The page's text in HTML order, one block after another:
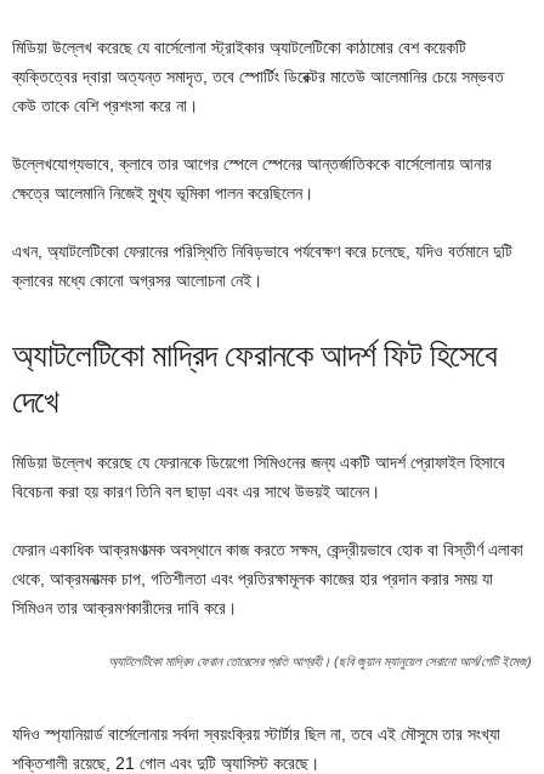
মিডিয়া উল্লেখ করেছে যে বার্সেলোনা স্ট্রাইকার অ্যাটলেটিকো কাঠামোর বেশ কয়েকটি
ব্যক্তিত্বের দ্বারা অত্যন্ত সমাদৃত, তবে স্পোর্টিং ডিরেক্টর মাতেউ আলেমানির চেয়ে সম্ভবত
কেউ তাকে বেশি প্রশংসা করে না।
উল্লেখযোগ্যভাবে, ক্লাবে তার আগের স্পেলে স্পেনের আন্তর্জাতিককে বার্সেলোনায় আনার
ক্ষেত্রে আলেমানি নিজেই মুখ্য ভূমিকা পালন করেছিলেন।
এখন, অ্যাটলেটিকো ফেরানের পরিস্থিতি নিবিড়ভাবে পর্যবেক্ষণ করে চলেছে, যদিও বর্তমানে দুটি
ক্লাবের মধ্যে কোনো অগ্রসর আলোচনা নেই।
অ্যাটলেটিকো মাদ্রিদ ফেরানকে আদর্শ ফিট হিসেবে
দেখে
মিডিয়া উল্লেখ করেছে যে ফেরানকে ডিয়েগো সিমিওনের জন্য একটি আদর্শ প্রোফাইল হিসাবে
বিবেচনা করা হয় কারণ তিনি বল ছাড়া এবং এর সাথে উভয়ই আনেন।
ফেরান একাধিক আক্রমণাত্মক অবস্থানে কাজ করতে সক্ষম, কেন্দ্রীয়ভাবে হোক বা বিস্তীর্ণ এলাকা
থেকে, আক্রমনাত্মক চাপ, গতিশীলতা এবং প্রতিরক্ষামূলক কাজের হার প্রদান করার সময় যা
সিমিওন তার আক্রমণকারীদের দাবি করে।
অ্যাটলেটিকো মাদ্রিদ ফেরান তোরেসের প্রতি আগ্রহী। (ছবি জুয়ান ম্যানুয়েল সেরানো আর্স/গেটি ইমেজ)
যদিও স্প্যানিয়ার্ড বার্সেলোনায় সর্বদা স্বয়ংক্রিয় স্টার্টার ছিল না, তবে এই মৌসুমে তার সংখ্যা
শক্তিশালী রয়েছে, 21 গোল এবং দুটি অ্যাসিস্ট করেছে।